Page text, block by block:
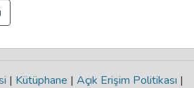
| Kütüphane | Açık Erişim Politikası |